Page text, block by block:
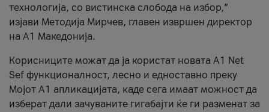
технологија, со вистинска слобода на избор,“
изјави Методија Мирчев, главен извршен директор
на А1 Македонија.
Корисниците можат да ја користат новата А1 Net
Sef функционалност, лесно и едноставно преку
Мојот А1 апликацијата, каде сега имаат можност да
изберат дали зачуваните гигабајти ќе ги разменат за